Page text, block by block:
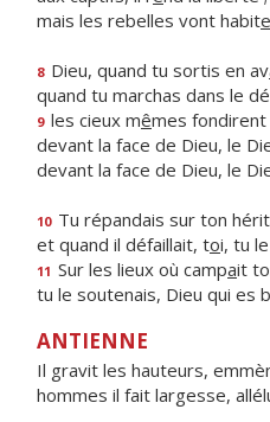
mais les rebelles vont habite
8 Dieu, quand tu sortis en av
quand tu marchas dans le
9 les cieux mêmes fondirent
devant la face de Dieu, le
devant la face de Dieu, le
10 Tu répandais sur ton
et quand il défaillait, toi, tu
11 Sur les lieux où campait
tu le soutenais, Dieu qui es b
ANTIENNE
Il gravit les hauteurs,
hommes il fait largesse,